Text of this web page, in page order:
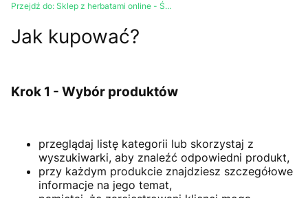
Przejdź do: Sklep z herbatami online - Świat Herbat
Jak kupować?
Krok 1 - Wybór produktów
przeglądaj listę kategorii lub skorzystaj z
wyszukiwarki, aby znaleźć odpowiedni produkt,
przy każdym produkcie znajdziesz szczegółowe
informacje na jego temat,